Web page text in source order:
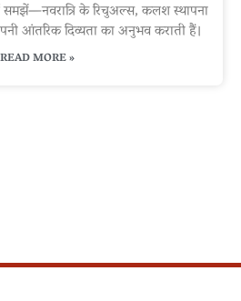
समझें—नवरात्रि के रिचुअल्स, कलश स्थापना
आंतरिक दिव्यता का अनुभव कराती हैं।
READ MORE »